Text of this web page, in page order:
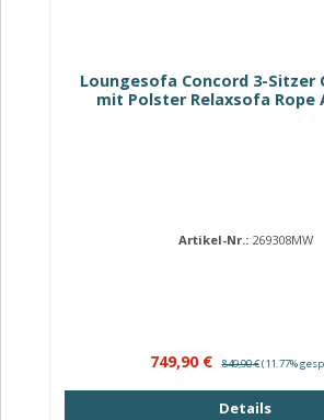
Loungesofa Concord 3-Sitzer
mit Polster Relaxsofa Rope
Artikel-Nr.: 269308MW
Verkaufspreis:
749,90 € Regulärer Preis:
849,90 €(11.77%
Details